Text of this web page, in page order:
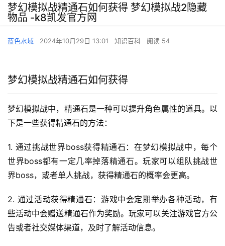
梦幻模拟战精通石如何获得 梦幻模拟战2隐藏
物品 -k8凯发官方网
蓝色水域 2024年10月29日 13:01 知识百科 阅读 54
梦幻模拟战精通石如何获得
梦幻模拟战中，精通石是一种可以提升角色属性的道具。以
下是一些获得精通石的方法：
1. 通过挑战世界boss获得精通石：在梦幻模拟战中，每个
世界boss都有一定几率掉落精通石。玩家可以组队挑战世
界boss，或者单人挑战，获得精通石的概率会更高。
2. 通过活动获得精通石：游戏中会定期举办各种活动，有
些活动中会赠送精通石作为奖励。玩家可以关注游戏官方公
告或者社交媒体渠道，及时了解活动信息。